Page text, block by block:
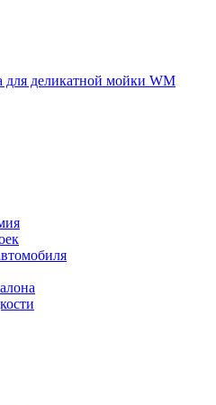
для деликатной мойки WM